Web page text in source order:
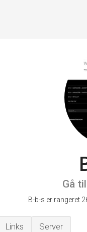
Gå
B-b-s er rangeret
Links Server